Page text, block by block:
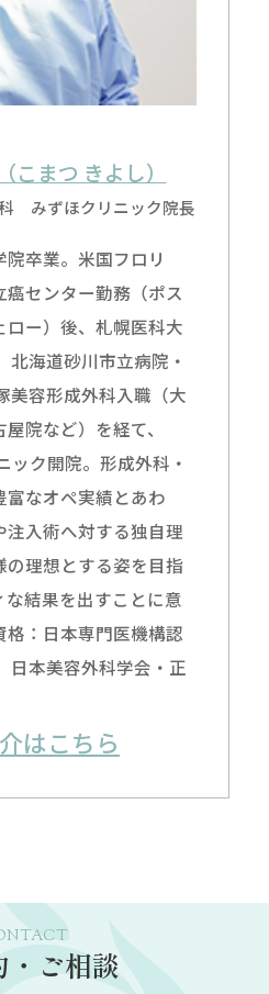
まつ きよし）
みずほクリニック院長
卒業。米国フロリ
センター勤務（ポス
ロー）後、札幌医科大
北海道砂川市立病院・
美容形成外科入職（大
院など）を経て、
ック開院。形成外科・
富なオペ実績とあわ
入術へ対する独自理
理想とする姿を目指
な結果を出すことに意
：日本専門医機構認
日本美容外科学会・正
はこちら
・ご相談